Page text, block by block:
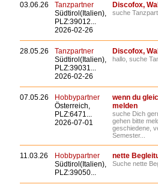
03.06.26
Tanzpartner
Südtirol(Italien),
PLZ:39012...
2026-02-26
Discofox,
suche
28.05.26
Tanzpartner
Südtirol(Italien),
PLZ:39031...
2026-02-26
Discofox,
hallo, suche
07.05.26
Hobbypartner
Österreich,
PLZ:6471...
2026-07-01
wenn du
melden
suche Dich
gehen bitte
geschiedene,
Semester...
11.03.26
Hobbypartner
Südtirol(Italien),
PLZ:39050...
nette
Suche nette